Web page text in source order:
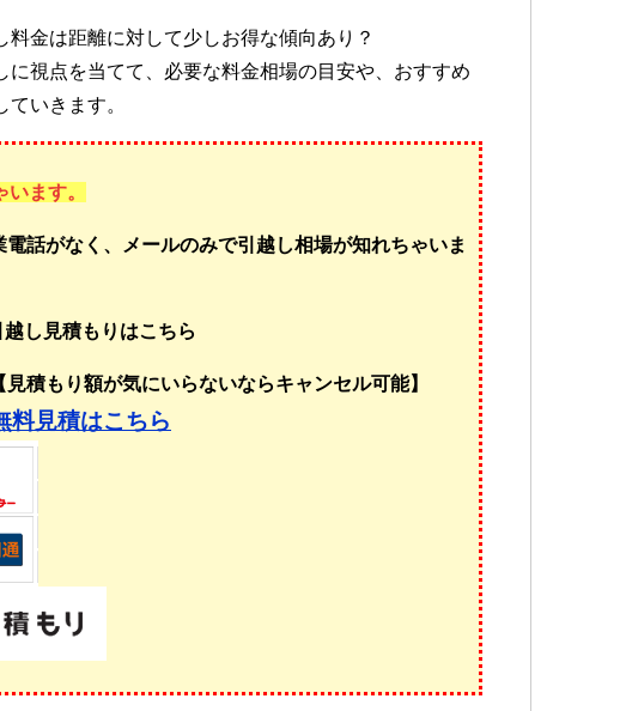
金は距離に対して少しお得な傾向あり？
視点を当てて、必要な料金相場の目安や、おすすめ
いきます。
ます。
話がなく、メールのみで引越し相場が知れちゃいま
し見積もりはこちら
積もり額が気にいらないならキャンセル可能】
料見積はこちら